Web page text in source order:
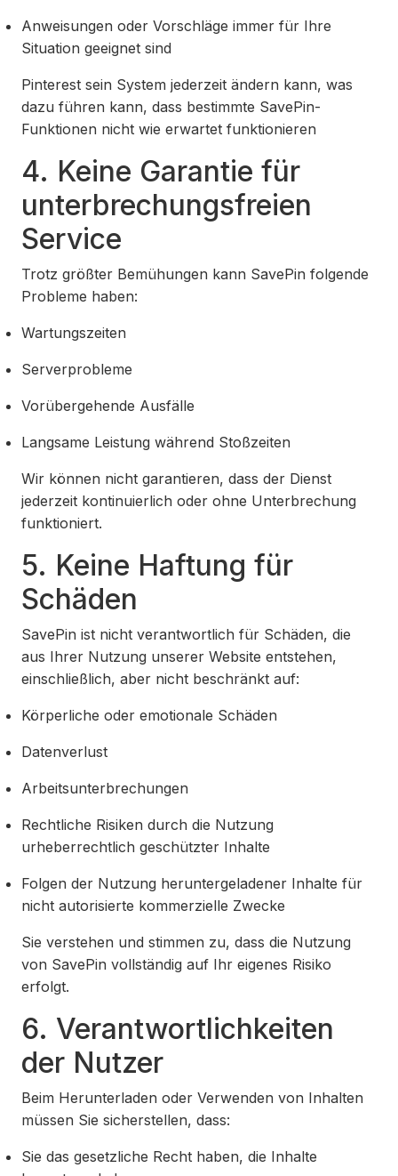
Anweisungen oder Vorschläge immer für Ihre
Situation geeignet sind
Pinterest sein System jederzeit ändern kann, was
dazu führen kann, dass bestimmte SavePin-
Funktionen nicht wie erwartet funktionieren
4. Keine Garantie für
unterbrechungsfreien
Service
Trotz größter Bemühungen kann SavePin folgende
Probleme haben:
Wartungszeiten
Serverprobleme
Vorübergehende Ausfälle
Langsame Leistung während Stoßzeiten
Wir können nicht garantieren, dass der Dienst
jederzeit kontinuierlich oder ohne Unterbrechung
funktioniert.
5. Keine Haftung für
Schäden
SavePin ist nicht verantwortlich für Schäden, die
aus Ihrer Nutzung unserer Website entstehen,
einschließlich, aber nicht beschränkt auf:
Körperliche oder emotionale Schäden
Datenverlust
Arbeitsunterbrechungen
Rechtliche Risiken durch die Nutzung
urheberrechtlich geschützter Inhalte
Folgen der Nutzung heruntergeladener Inhalte für
nicht autorisierte kommerzielle Zwecke
Sie verstehen und stimmen zu, dass die Nutzung
von SavePin vollständig auf Ihr eigenes Risiko
erfolgt.
6. Verantwortlichkeiten
der Nutzer
Beim Herunterladen oder Verwenden von Inhalten
müssen Sie sicherstellen, dass:
Sie das gesetzliche Recht haben, die Inhalte